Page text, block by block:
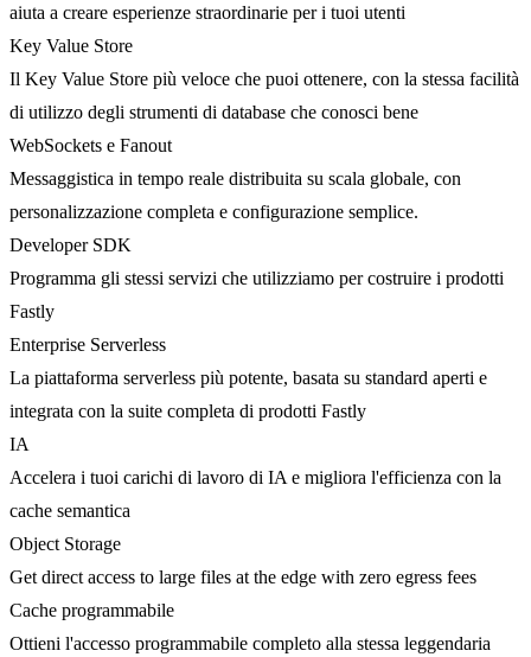
aiuta a creare esperienze straordinarie per i tuoi utenti
Key Value Store
Il Key Value Store più veloce che puoi ottenere, con la stessa facilità
di utilizzo degli strumenti di database che conosci bene
WebSockets e Fanout
Messaggistica in tempo reale distribuita su scala globale, con
personalizzazione completa e configurazione semplice.
Developer SDK
Programma gli stessi servizi che utilizziamo per costruire i prodotti
Fastly
Enterprise Serverless
La piattaforma serverless più potente, basata su standard aperti e
integrata con la suite completa di prodotti Fastly
IA
Accelera i tuoi carichi di lavoro di IA e migliora l'efficienza con la
cache semantica
Object Storage
Get direct access to large files at the edge with zero egress fees
Cache programmabile
Ottieni l'accesso programmabile completo alla stessa leggendaria